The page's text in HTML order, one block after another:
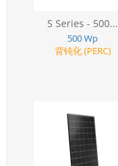
S Series - 500...
500 Wp
背钝化 (PERC)